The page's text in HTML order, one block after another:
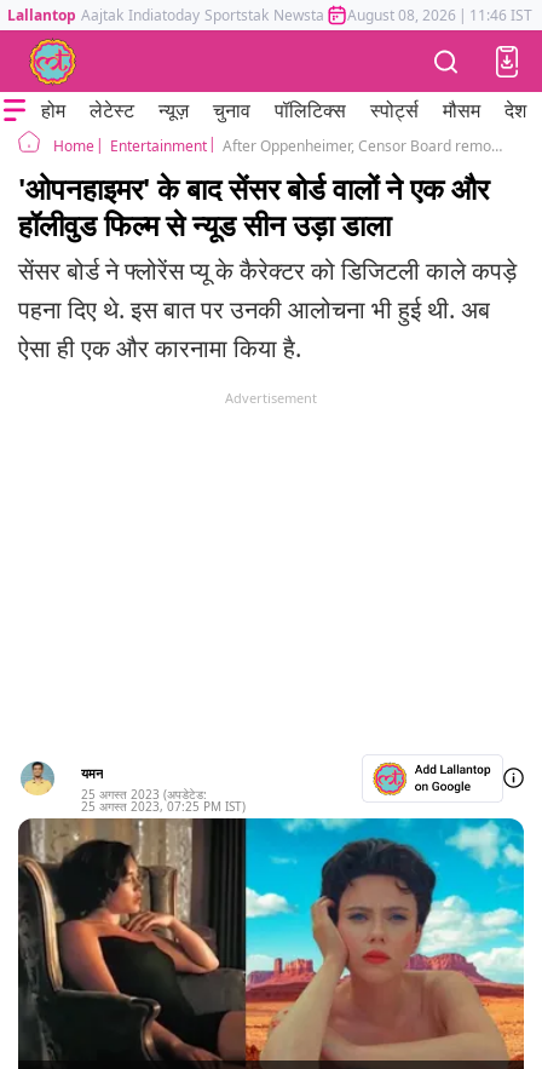
Lallantop Aajtak Indiatoday Sportstak Newstak Mumbai Tak Astrotak
August 08, 2026 | 11:46 IST
होम लेटेस्ट न्यूज़ चुनाव पॉलिटिक्स स्पोर्ट्स मौसम देश
Home Entertainment After Oppenheimer, Censor Board removes Scarlett Johansson's nude scene from Asteroid City
'ओपनहाइमर' के बाद सेंसर बोर्ड वालों ने एक और
हॉलीवुड फिल्म से न्यूड सीन उड़ा डाला
सेंसर बोर्ड ने फ्लोरेंस प्यू के कैरेक्टर को डिजिटली काले कपड़े
पहना दिए थे. इस बात पर उनकी आलोचना भी हुई थी. अब
ऐसा ही एक और कारनामा किया है.
Advertisement
यमन
25 अगस्त 2023 (अपडेटेड:
25 अगस्त 2023, 07:25 PM IST)